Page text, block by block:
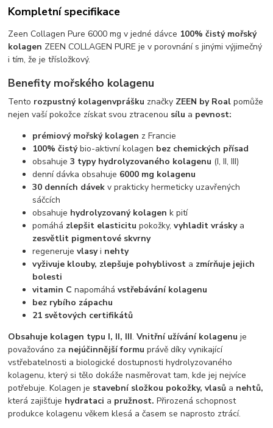
Kompletní specifikace
Zeen Collagen Pure 6000 mg v jedné dávce 100% čistý mořský
kolagen ZEEN COLLAGEN PURE je v porovnání s jinými výjimečný
i tím, že je třísložkový.
Benefity mořského kolagenu
Tento rozpustný kolagenvprášku značky ZEEN by Roal pomůže
nejen vaší pokožce získat svou ztracenou sílu a pevnost:
prémiový mořský kolagen z Francie
100% čistýbio-aktivní kolagen bez chemických přísad
obsahuje3 typy hydrolyzovaného kolagenu (I, II, III)
denní dávka obsahuje 6000 mg kolagenu
30 denních dávek v prakticky hermeticky uzavřených
sáčcích
obsahuje hydrolyzovaný kolagen k pití
pomáhá zlepšit elasticitu pokožky,vyhladit vráskya
zesvětlit pigmentové skvrny
regenerujevlasyi nehty
vyživuje klouby, zlepšuje pohyblivost a zmírňuje jejich
bolesti
vitamin C napomáhávstřebávání kolagenu
bez rybího zápachu
21 světových certifikátů
Obsahuje kolagen typu I, II, III.Vnitřní užívání kolagenu je
považováno za nejúčinnější formu právě díky vynikající
vstřebatelnosti a biologické dostupnosti hydrolyzovaného
kolagenu, který si tělo dokáže nasměrovat tam, kde jej nejvíce
potřebuje. Kolagen je stavební složkou pokožky, vlasů a nehtů,
která zajišťuje hydrataci a pružnost. Přirozená schopnost
produkce kolagenu věkem klesá a časem se naprosto ztrácí.